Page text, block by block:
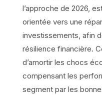
l’approche de 2026,
orientée vers une
investissements, afin
résilience financière.
d’amortir les chocs
compensant les
segment par les